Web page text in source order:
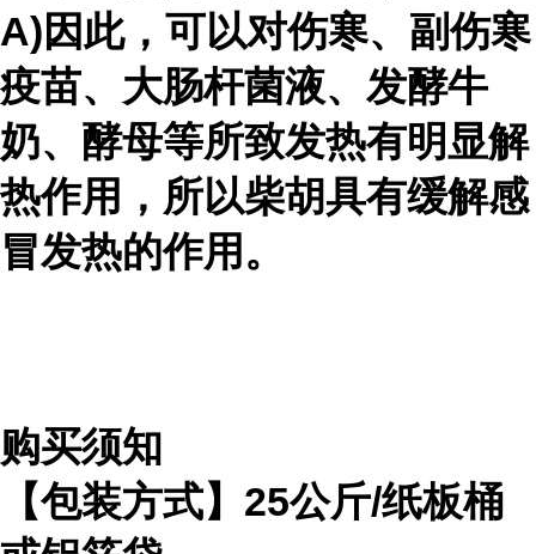
A)因此，可以对伤寒、副伤寒
疫苗、大肠杆菌液、发酵牛
奶、酵母等所致发热有明显解
热作用，所以柴胡具有缓解感
冒发热的作用。
购买须知
【包装方式】25公斤/纸板桶